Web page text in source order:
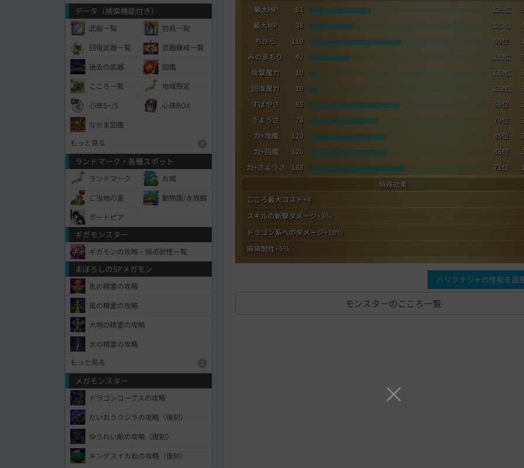
最大HP
81 125位
最大MP
38 123位
ちから
110 69位
みのまもり
42 132位
攻撃魔力
10 133位
回復魔力
10 132位
すばやさ
85 69位
きようさ
78 79位
力+攻魔
120 85位
力+回魔
120 85位
力+きようさ
188 71位
特殊効果
こころ最大コスト+4
スキルの斬撃ダメージ+3％
ドラゴン系へのダメージ+10％
麻痺耐性+5％
バリクナジャの性能を画
モンスターのこころ一覧
データ（検索機能付き）
武器一覧
防具一覧
回復武器一覧
武器錬成一覧
過去の武器
図鑑
こころ一覧
地域限定
心珠S+/S
心珠BOX
なかま図鑑
もっと見る
ランドマーク・各種スポット
ランドマーク
お城
ご当地の里
動物園/水族館
ポートピア
ギガモンスター
ギガモンの攻略・弱点耐性一覧
まぼろしのSPメガモン
炎の精霊の攻略
風の精霊の攻略
大地の精霊の攻略
水の精霊の攻略
もっと見る
メガモンスター
ドラゴンコープスの攻略
だいおうクジラの攻略（復刻）
ゆうれい船の攻略（復刻）
キングスイカ岩の攻略（復刻）